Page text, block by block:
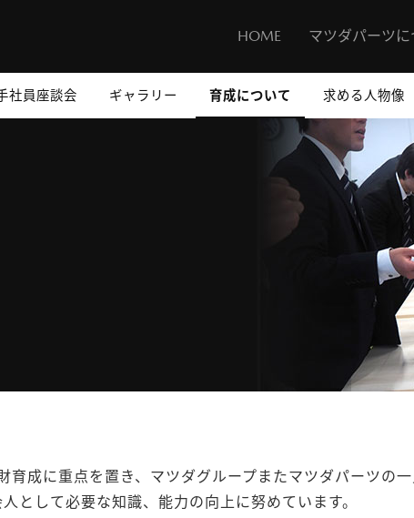
HOME マツダパーツに
社員座談会 ギャラリー 育成について 求める人物像
育成に重点を置き、マツダグループまたマツダパーツの一
として必要な知識、能力の向上に努めています。